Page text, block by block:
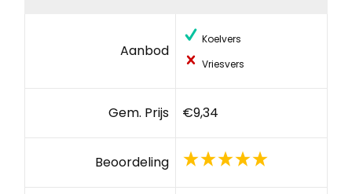
Aanbod
Koelvers
Vriesvers
Gem. Prijs €9,34
Beoordeling